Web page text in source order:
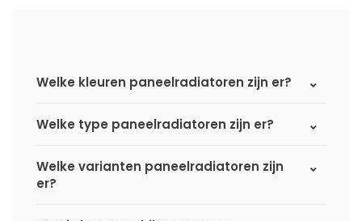
Welke kleuren paneelradiatoren zijn er?
Welke type paneelradiatoren zijn er?
Welke varianten paneelradiatoren zijn
er?